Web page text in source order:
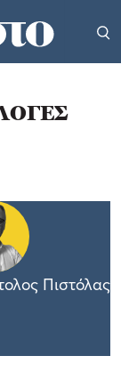
Πιστόλας